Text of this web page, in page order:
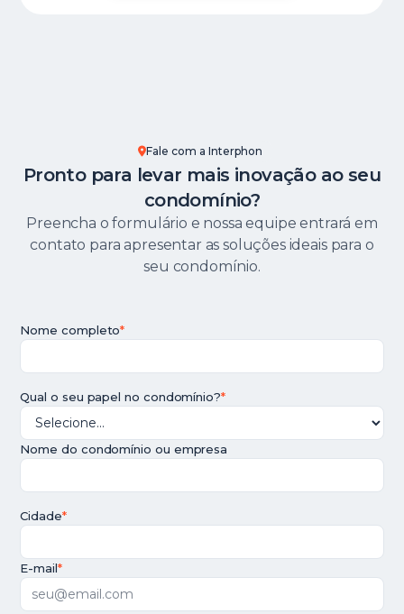
Fale com a Interphon
Pronto para levar mais inovação ao seu
condomínio?
Preencha o formulário e nossa equipe entrará em
contato para apresentar as soluções ideais para o
seu condomínio.
Nome completo*
Qual o seu papel no condomínio?*
Nome do condomínio ou empresa
Cidade*
E-mail*